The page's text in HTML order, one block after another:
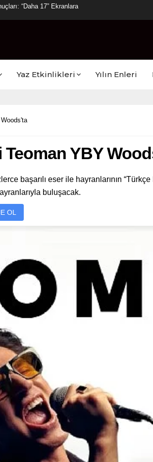
“Daha 17” Ekranlara
Yaz Etkinlikleri Yılın Enleri
YBY
başarılı eser ile hayranlarının
buluşacak.
OL